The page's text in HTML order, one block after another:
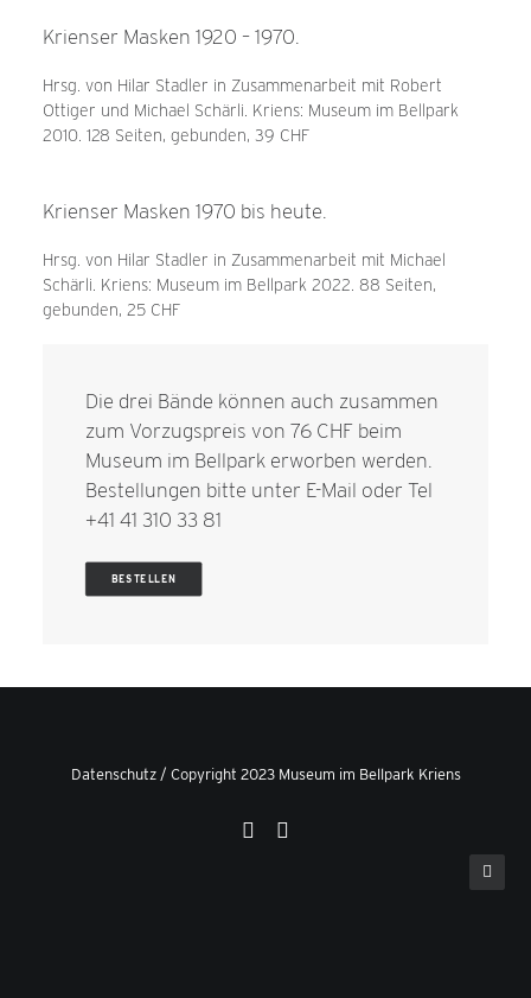
Krienser Masken 1920 – 1970.
Hrsg. von Hilar Stadler in Zusammenarbeit mit Robert
Ottiger und Michael Schärli. Kriens: Museum im Bellpark
2010. 128 Seiten, gebunden, 39 CHF
Krienser Masken 1970 bis heute.
Hrsg. von Hilar Stadler in Zusammenarbeit mit Michael
Schärli. Kriens: Museum im Bellpark 2022. 88 Seiten,
gebunden, 25 CHF
Die drei Bände können auch zusammen
zum Vorzugspreis von 76 CHF beim
Museum im Bellpark erworben werden.
Bestellungen bitte unter E-Mail oder Tel
+41 41 310 33 81
BESTELLEN
Datenschutz/ Copyright 2023 Museum im Bellpark Kriens